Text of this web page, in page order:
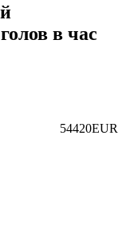
в час
54420EUR